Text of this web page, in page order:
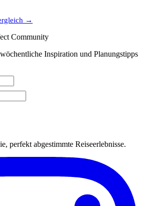
→
Community
Inspiration und Planungstipps
perfekt abgestimmte Reiseerlebnisse.